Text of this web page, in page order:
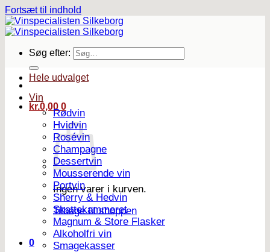
Fortsæt til indhold
Søg efter:
kr.0,00 0
Ingen varer i kurven.
Tilbage til shoppen
0
Hele udvalget
Vin
Rødvin
Hvidvin
Rosévin
Champagne
Dessertvin
Mousserende vin
Portvin
Sherry & Hedvin
Skattekammeret
Magnum & Store Flasker
Alkoholfri vin
Smagekasser